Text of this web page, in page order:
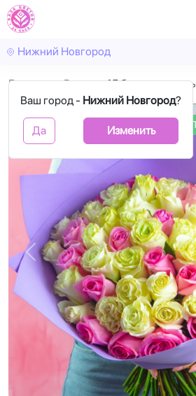
Нижний Новгород
Ваш город - Нижний Новгород?
Да Изменить
Главная Розы 45 белых и
Назад